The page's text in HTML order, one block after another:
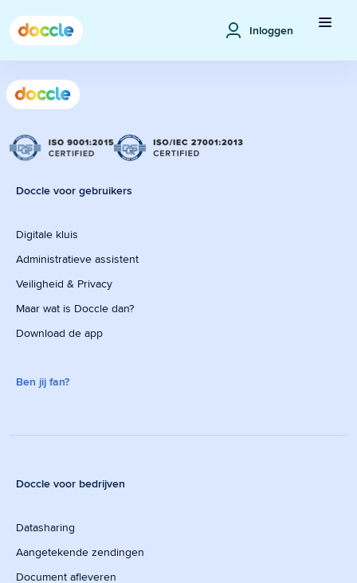
Inloggen
Doccle voor gebruikers
Digitale kluis
Administratieve assistent
Veiligheid & Privacy
Maar wat is Doccle dan?
Download de app
Ben jij fan?
Doccle voor bedrijven
Datasharing
Aangetekende zendingen
Document afleveren